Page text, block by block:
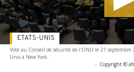
Vote au Conseil de sécurité de l'ONU le 21 septembre
Unis à New York.
- Copyright ©
ETATS-UNIS